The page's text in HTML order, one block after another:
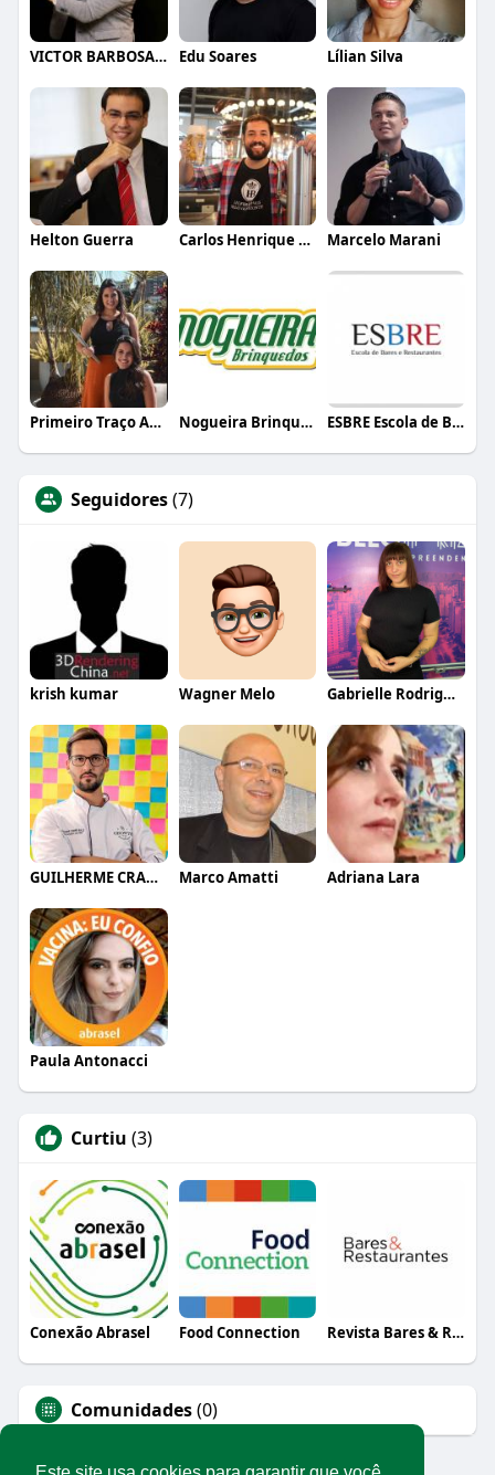
VICTOR BARBOSA QUARANTA Edu Soares Lílian Silva
Helton Guerra Carlos Henrique de Faria Vasconcelos Marcelo Marani
Primeiro Traço Arquitetura Nogueira Brinquedos ESBRE Escola de Bares e Restaurantes
Seguidores(7)
krish kumar Wagner Melo Gabrielle Rodrigues
GUILHERME CRAMER BALLE Marco Amatti Adriana Lara
Paula Antonacci
Curtiu (3)
Conexão Abrasel Food Connection Revista Bares & Restaurantes
Comunidades(0)